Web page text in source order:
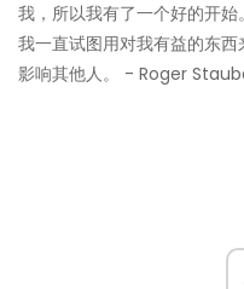
我，所以我有了一个好的开
我一直试图用对我有益的东
影响其他人。 - Roger